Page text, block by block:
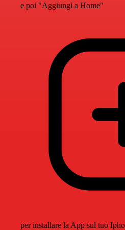
e poi "Aggiungi a Home"
per installare la App sul tuo